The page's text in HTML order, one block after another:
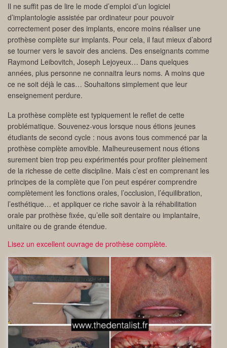
Il ne suffit pas de lire le mode d’emploi d’un logiciel
d’implantologie assistée par ordinateur pour pouvoir
correctement poser des implants, encore moins réaliser une
prothèse complète sur implants. Pour cela, il faut mieux d’abord
se tourner vers le savoir des anciens. Des enseignants comme
Raymond Leibovitch, Joseph Lejoyeux… Dans quelques
années, plus personne ne connaitra leurs noms. A moins que
ce ne soit déjà le cas… Souhaitons simplement que leur
enseignement perdure.
La prothèse complète est typiquement le reflet de cette
problématique. Souvenez-vous lorsque nous étions jeunes
étudiants de second cycle : nous avons tous commencé par la
prothèse complète amovible. Malheureusement nous étions
surement bien trop peu expérimentés pour profiter pleinement
de la richesse de cette discipline. Mais c’est en comprenant les
principes de la complète que l’on peut espérer comprendre
complètement les fonctions orales, l’occlusion, l’équilibration,
l’esthétique… et appliquer ce riche savoir à la réhabilitation
orale par prothèse fixée, qu’elle soit dentaire ou implantaire,
unitaire ou de grande étendue.
Lisez un excellent ouvrage de prothèse complète.